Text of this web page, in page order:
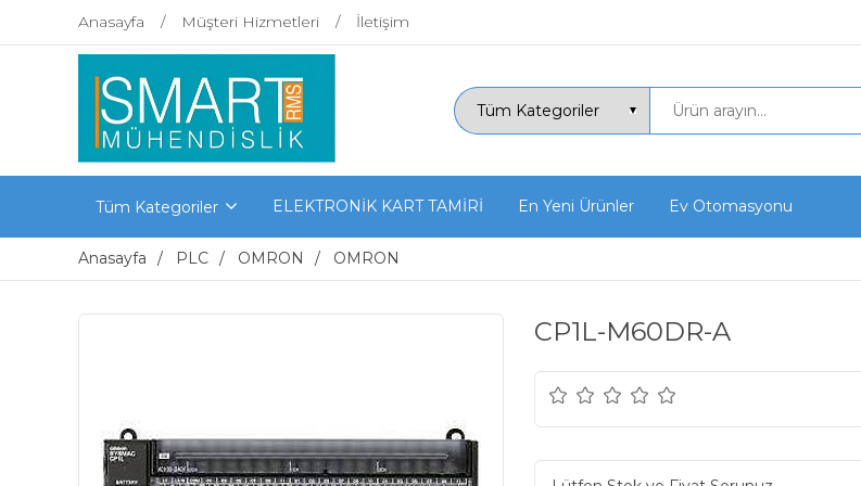
Anasayfa Müşteri Hizmetleri İletişim
Tüm Kategoriler ELEKTRONİK KART TAMİRİ En Yeni Ürünler Ev Otomasyonu
Anasayfa PLC OMRON OMRON
CP1L-M60DR-A